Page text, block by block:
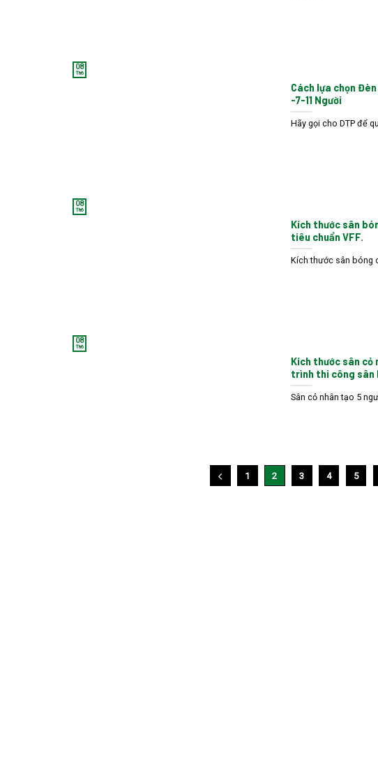
Cách lựa chọn
-7-11 Người
Hãy gọi cho DTP để
08
Th6
Kích thước sân
tiêu chuẩn VFF.
Kích thước sân bóng
08
Th6
Kích thước sân cỏ
trình thi công sân
Sân cỏ nhân tạo 5
08
Th6
1 2 3 4 5